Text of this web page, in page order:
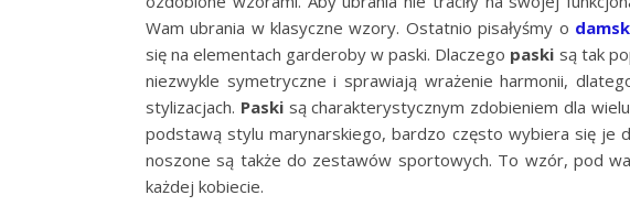
Wam ubrania w klasyczne wzory. Ostatnio pisałyśmy o
się na elementach garderoby w paski. Dlaczego paski są tak
niezwykle symetryczne i sprawiają wrażenie harmonii,
stylizacjach. Paskisą charakterystycznym zdobieniem dla
podstawą stylu marynarskiego, bardzo często wybiera się je
noszone są także do zestawów sportowych. To wzór, pod
każdej kobiecie.